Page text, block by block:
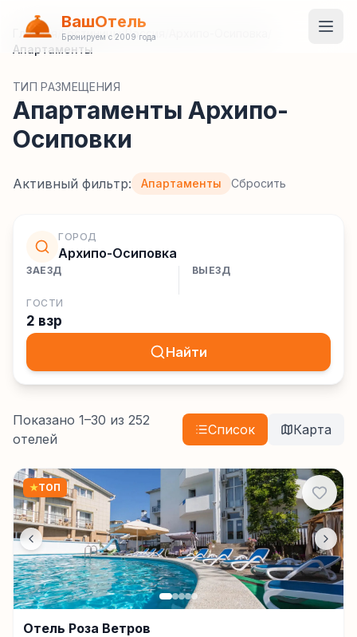
ВашОтель
Бронируем с 2009 года
Главная Гостиницы/Россия
Апартаменты
ТИП РАЗМЕЩЕНИЯ
Апартаменты Архипо-
Осиповки
Активный фильтр: Апартаменты Сбросить
ГОРОД
Архипо-Осиповка
ЗАЕЗД ВЫЕЗД
ГОСТИ
2 взр
Найти
Показано 1–30 из 252
отелей
Список Карта
★ТОП
Отель Роза Ветров